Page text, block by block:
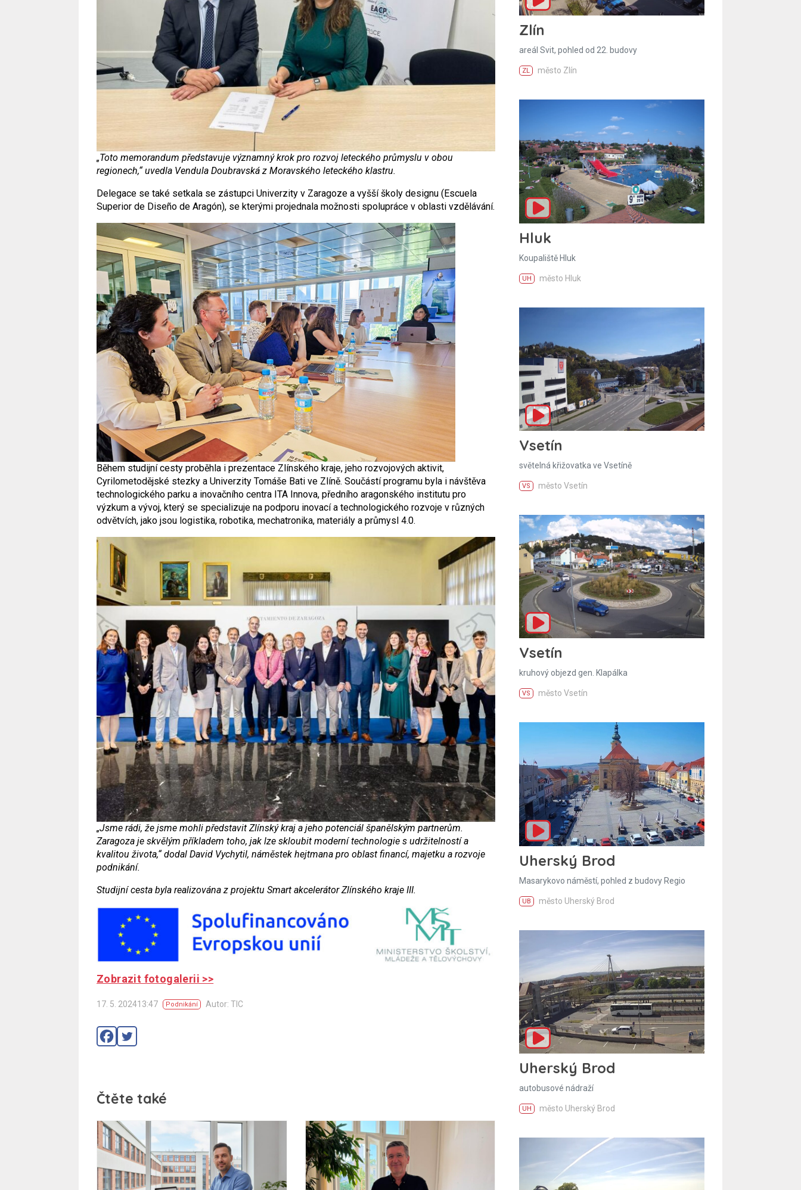
„Toto memorandum představuje významný krok pro rozvoj leteckého průmyslu v obou
regionech,“ uvedla Vendula Doubravská z Moravského leteckého klastru.
Delegace se také setkala se zástupci Univerzity v Zaragoze a vyšší školy designu (Escuela
Superior de Diseño de Aragón), se kterými projednala možnosti spolupráce v oblasti vzdělávání.
Během studijní cesty proběhla i prezentace Zlínského kraje, jeho rozvojových aktivit,
Cyrilometodějské stezky a Univerzity Tomáše Bati ve Zlíně. Součástí programu byla i návštěva
technologického parku a inovačního centra ITA Innova, předního aragonského institutu pro
výzkum a vývoj, který se specializuje na podporu inovací a technologického rozvoje v různých
odvětvích, jako jsou logistika, robotika, mechatronika, materiály a průmysl 4.0.
„Jsme rádi, že jsme mohli představit Zlínský kraj a jeho potenciál španělským partnerům.
Zaragoza je skvělým příkladem toho, jak lze skloubit moderní technologie s udržitelností a
kvalitou života,“ dodal David Vychytil, náměstek hejtmana pro oblast financí, majetku a rozvoje
podnikání.
Studijní cesta byla realizována z projektu Smart akcelerátor Zlínského kraje III.
Zobrazit fotogalerii >>
17. 5. 202413:47 Podnikání Autor: TIC
Čtěte také
Zlín
areál Svit, pohled od 22. budovy
ZL město Zlín
Hluk
Koupaliště Hluk
UH město Hluk
Vsetín
světelná křižovatka ve Vsetíně
VS město Vsetín
Vsetín
kruhový objezd gen. Klapálka
VS město Vsetín
Uherský Brod
Masarykovo náměstí, pohled z budovy Regio
UB město Uherský Brod
Uherský Brod
autobusové nádraží
UH město Uherský Brod